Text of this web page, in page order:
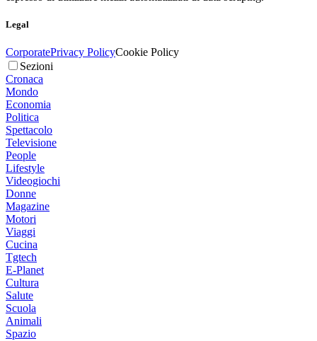
Legal
CorporatePrivacy PolicyCookie Policy
Sezioni
Cronaca
Mondo
Economia
Politica
Spettacolo
Televisione
People
Lifestyle
Videogiochi
Donne
Magazine
Motori
Viaggi
Cucina
Tgtech
E-Planet
Cultura
Salute
Scuola
Animali
Spazio